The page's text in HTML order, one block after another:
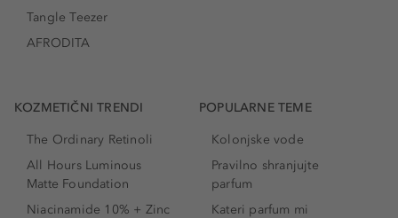
Tangle Teezer
AFRODITA
KOZMETIČNI TRENDI
The Ordinary Retinoli
All Hours Luminous
Matte Foundation
Niacinamide 10% + Zinc
POPULARNE TEME
Kolonjske vode
Pravilno shranjujte
parfum
Kateri parfum mi